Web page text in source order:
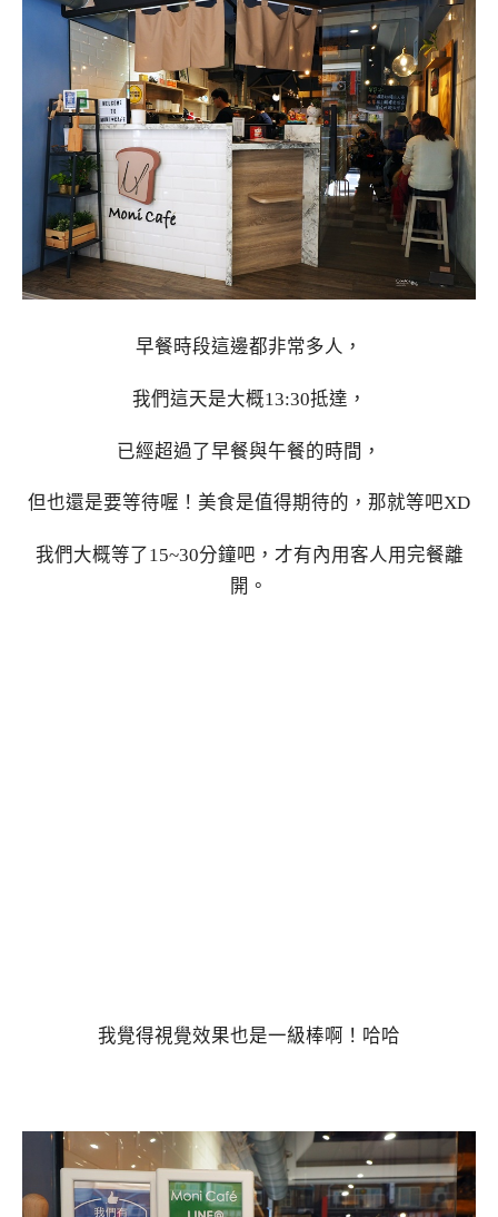
早餐時段這邊都非常多人，
我們這天是大概13:30抵達，
已經超過了早餐與午餐的時間，
但也還是要等待喔！美食是值得期待的，那就等吧XD
我們大概等了15~30分鐘吧，才有內用客人用完餐離
開。
我覺得視覺效果也是一級棒啊！哈哈